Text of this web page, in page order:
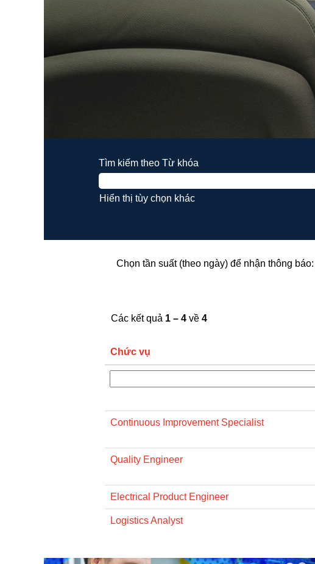
Tìm kiếm theo Từ khóa
Hiển thị tùy chọn khác
Chọn tần suất (theo ngày) để nhận thông báo:
Các kết quả 1 – 4 về 4
Chức vụ
Continuous Improvement Specialist
Quality Engineer
Electrical Product Engineer
Logistics Analyst